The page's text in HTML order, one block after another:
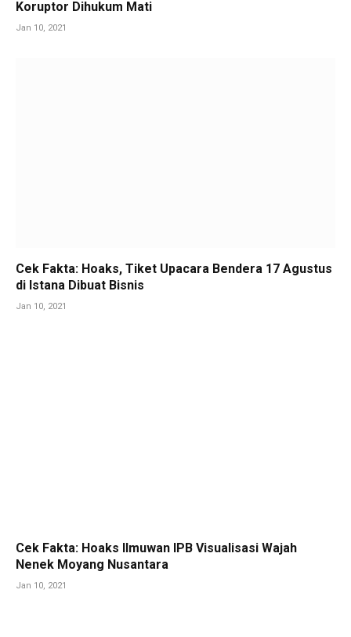
Koruptor Dihukum Mati
Jan 10, 2021
Cek Fakta: Hoaks, Tiket Upacara Bendera 17 Agustus
di Istana Dibuat Bisnis
Jan 10, 2021
Cek Fakta: Hoaks Ilmuwan IPB Visualisasi Wajah
Nenek Moyang Nusantara
Jan 10, 2021